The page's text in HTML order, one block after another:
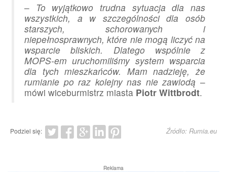
– To wyjątkowo trudna sytuacja dla nas
wszystkich, a w szczególności dla osób
starszych, schorowanych i
niepełnosprawnych, które nie mogą liczyć na
wsparcie bliskich. Dlatego wspólnie z
MOPS-em uruchomiliśmy system wsparcia
dla tych mieszkańców. Mam nadzieję, że
rumianie po raz kolejny nas nie zawiodą –
mówi wiceburmistrz miasta Piotr Wittbrodt.
Podziel się: Źródło: Rumia.eu
Reklama